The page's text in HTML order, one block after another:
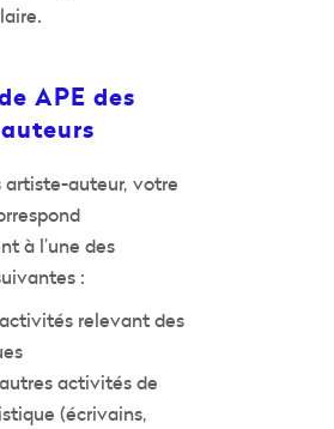
APE des
artiste-auteur, votre
à l’une des
:
relevant des
activités de
(écrivains,